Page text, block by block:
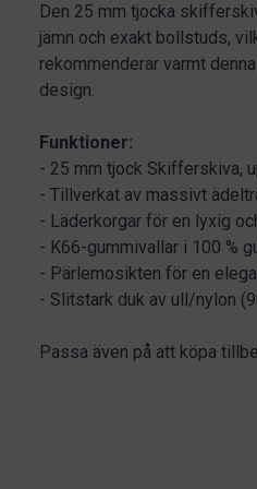
Den 25 mm tjocka
jämn och exakt bollstuds,
rekommenderar varmt
design.
Funktioner:
- 25 mm tjock Skifferskiva,
- Tillverkat av massivt
- Läderkorgar för en lyxig
- K66-gummivallar i 100 %
- Pärlemosikten för en
- Slitstark duk av ull/nylon
Passa även på att köpa